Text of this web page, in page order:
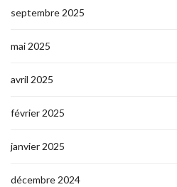
septembre 2025
mai 2025
avril 2025
février 2025
janvier 2025
décembre 2024